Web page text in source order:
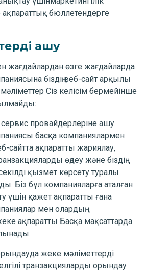
ақпараттық бюллетендерге
ашу
жағдайлардан өзге жағдайларда
біздің веб-сайт арқылы
Сіз келісім бермейінше
провайдерлеріне ашу.
басқа компаниялармен
сайтта ақпаратты жариялау,
өңдеу және біздің
қызмет көрсету туралы
Біз бұл компанияларға аталған
үшін қажет ақпаратты ғана
мен олардың
ақпаратты Басқа мақсаттарда
жеке мәліметтерді
транзакцияларды орындау